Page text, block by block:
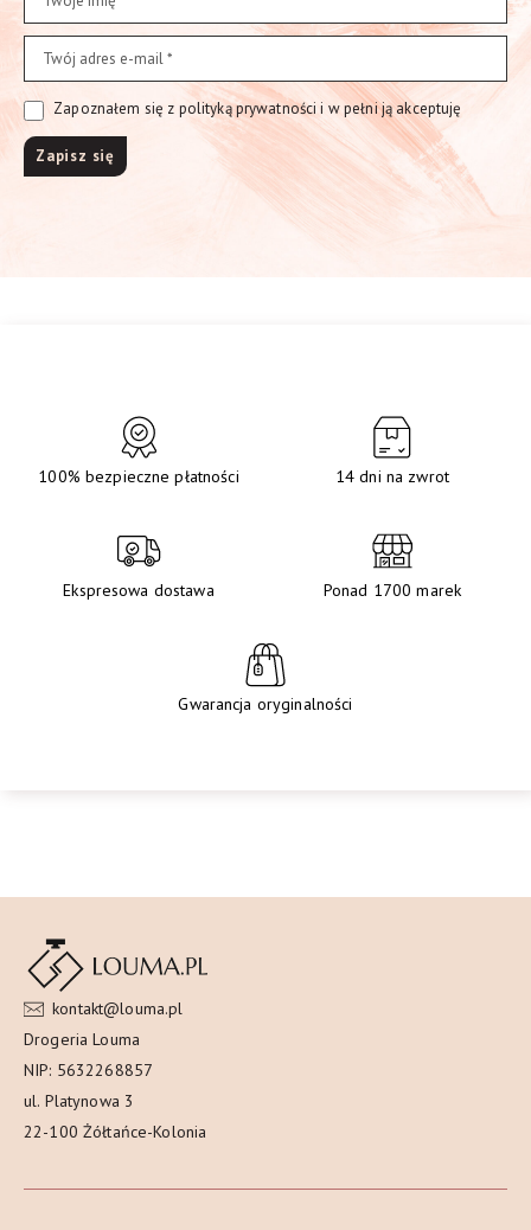
Zapoznałem się z polityką prywatności i w pełni ją akceptuję
100% bezpieczne płatności 14 dni na zwrot
Ekspresowa dostawa Ponad 1700 marek
Gwarancja oryginalności
kontakt@louma.pl
Drogeria Louma
NIP: 5632268857
ul. Platynowa 3
22-100 Żółtańce-Kolonia